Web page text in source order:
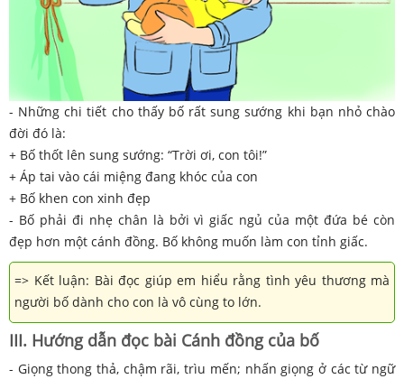
- Những chi tiết cho thấy bố rất sung sướng khi bạn nhỏ chào
đời đó là:
+ Bố thốt lên sung sướng: “Trời ơi, con tôi!”
+ Áp tai vào cái miệng đang khóc của con
+ Bố khen con xinh đẹp
- Bố phải đi nhẹ chân là bởi vì giấc ngủ của một đứa bé còn
đẹp hơn một cánh đồng. Bố không muốn làm con tỉnh giấc.
=> Kết luận: Bài đọc giúp em hiểu rằng tình yêu thương mà
người bố dành cho con là vô cùng to lớn.
III. Hướng dẫn đọc bài Cánh đồng của bố
- Giọng thong thả, chậm rãi, trìu mến; nhấn giọng ở các từ ngữ